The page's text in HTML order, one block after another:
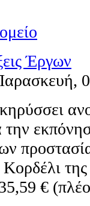
Έργων
την
της
€